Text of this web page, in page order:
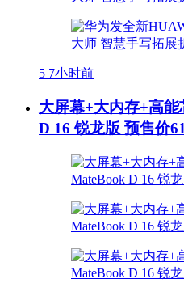
5 7小时前
大屏幕+大内存+高
D 16 锐龙版 预售价